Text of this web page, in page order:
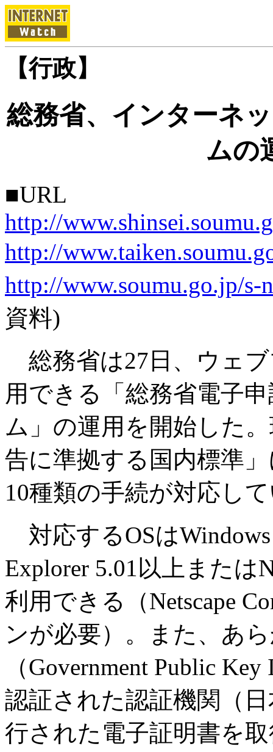
【行政】
総務省、インターネ
ムの
■URL
http://
http://
http://www.soumu.go.jp/s-
資料)
総務省は27日、ウェ
用できる「総務省電子
ム」の運用を開始した
告に準拠する国内標準
10種類の手続が対応し
対応するOSはWindows
Explorer 5.01以上または
利用できる（Netscape
ンが必要）。また、あ
（Government Public
認証された認証機関（
行された電子証明書を